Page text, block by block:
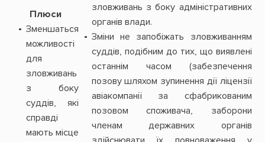
Плюси
Зменшаться
можливості
для
зловживань
з боку
суддів, які
справді
мають місце
зловживань з боку адміністративних
органів влади.
Зміни не запобіжать зловживанням
суддів, подібним до тих, що виявлені
останнім часом (забезпечення
позову шляхом зупинення дії ліцензії
авіакомпанії за сфабрикованим
позовом споживача, заборони
членам державних органів